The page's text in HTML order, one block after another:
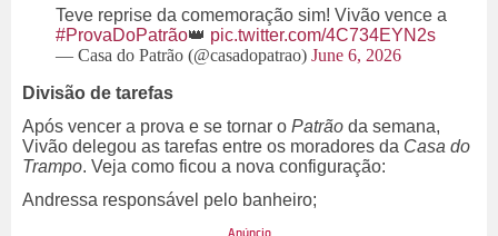
Teve reprise da comemoração sim! Vivão vence a
#ProvaDoPatrão👑 pic.twitter.com/4C734EYN2s
— Casa do Patrão (@casadopatrao) June 6, 2026
Divisão de tarefas
Após vencer a prova e se tornar o Patrão da semana,
Vivão delegou as tarefas entre os moradores da Casa do
Trampo. Veja como ficou a nova configuração:
Andressa responsável pelo banheiro;